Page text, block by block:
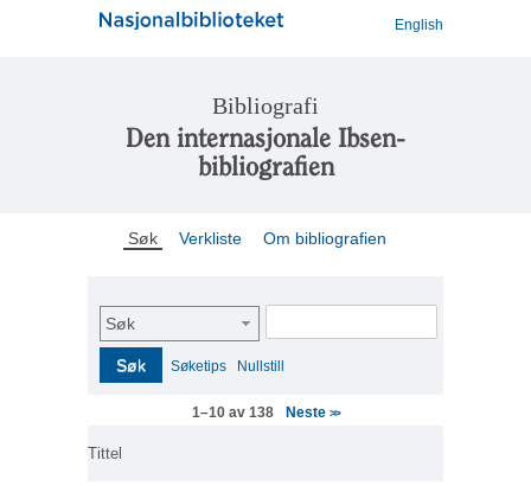
English
Bibliografi
Den internasjonale Ibsen-
bibliografien
Søk Verkliste Om bibliografien
Søk
Søk Søketips Nullstill
1–10 av 138 Neste >>
Tittel